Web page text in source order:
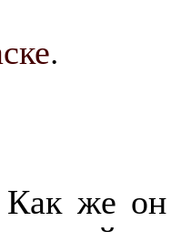
.
же он